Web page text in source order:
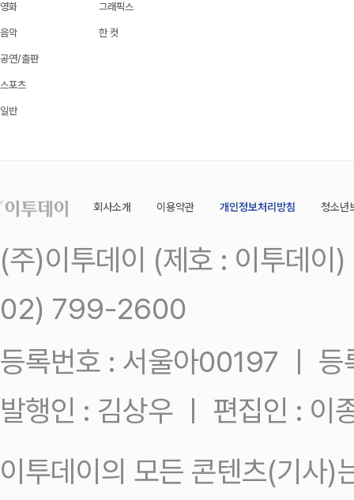
영화
음악
공연/출판
스포츠
일반
그래픽스
한 컷
회사소개 이용약관 개인정보처리방침 청소년
(주)이투데이 (제호 : 이투데
02) 799-2600
등록번호 : 서울아00197 ㅣ
발행인 : 김상우 ㅣ 편집인 : 이
이투데이의 모든 콘텐츠(기사)